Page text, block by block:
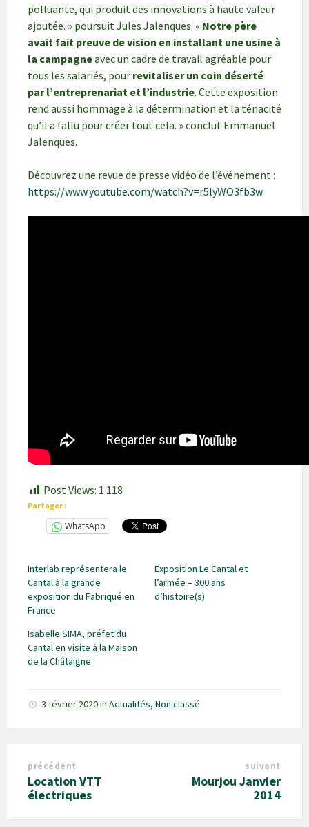
polluante, qui produit des innovations à haute valeur
ajoutée. » poursuit Jules Jalenques. « Notre père
avait fait preuve de vision en installant une usine à
la campagneavec un cadre de travail agréable pour
tous les salariés, pour revitaliser un coin déserté
par l’entreprenariat et l’industrie. Cette exposition
rend aussi hommage à la détermination et la ténacité
qu’il a fallu pour créer tout cela. » conclut Emmanuel
Jalenques.
Découvrez une revue de presse vidéo de l’événement :
https://www.youtube.com/watch?v=r5lyWO3fb3w
Post Views: 1 118
Partager :
WhatsApp
Interlab représentera le
Cantal à la grande
exposition du Fabriqué en
France
Exposition Le Cantal et
l’armée – 300 ans
d’histoire(s)
Isabelle SIMA, préfet du
Cantal en visite à la Maison
de la Châtaigne
3 février 2020in Actualités, Non classé
précédent
Location VTT
électriques
suivant
Mourjou Janvier
2014